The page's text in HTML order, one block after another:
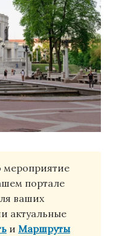
мероприятие
портале
ваших
актуальные
и Маршруты